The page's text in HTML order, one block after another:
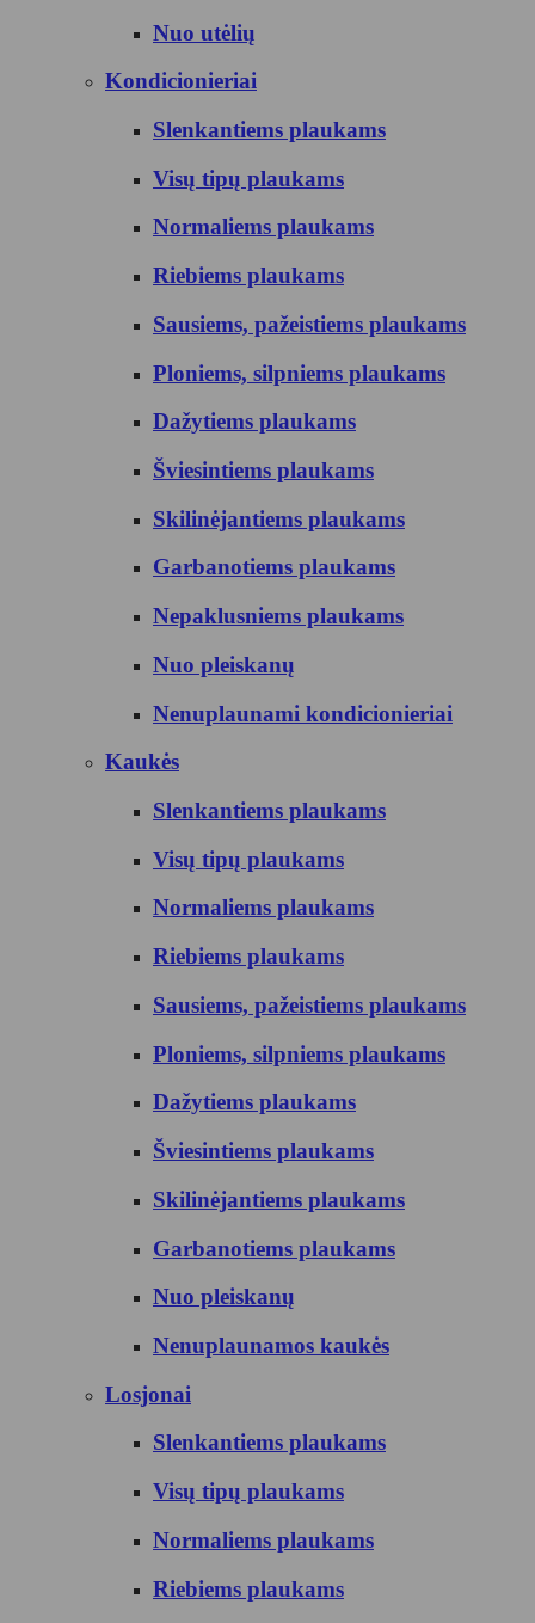
Nuo utėlių
Kondicionieriai
Slenkantiems plaukams
Visų tipų plaukams
Normaliems plaukams
Riebiems plaukams
Sausiems, pažeistiems plaukams
Ploniems, silpniems plaukams
Dažytiems plaukams
Šviesintiems plaukams
Skilinėjantiems plaukams
Garbanotiems plaukams
Nepaklusniems plaukams
Nuo pleiskanų
Nenuplaunami kondicionieriai
Kaukės
Slenkantiems plaukams
Visų tipų plaukams
Normaliems plaukams
Riebiems plaukams
Sausiems, pažeistiems plaukams
Ploniems, silpniems plaukams
Dažytiems plaukams
Šviesintiems plaukams
Skilinėjantiems plaukams
Garbanotiems plaukams
Nuo pleiskanų
Nenuplaunamos kaukės
Losjonai
Slenkantiems plaukams
Visų tipų plaukams
Normaliems plaukams
Riebiems plaukams